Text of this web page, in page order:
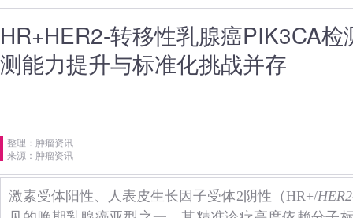
HR+HER2-转移性乳腺癌PIK3CA
测能力提升与标准化挑战并存
整理：肿瘤资讯
来源：肿瘤资讯
激素受体阳性、人表皮生长因子受体2阴性（HR+/